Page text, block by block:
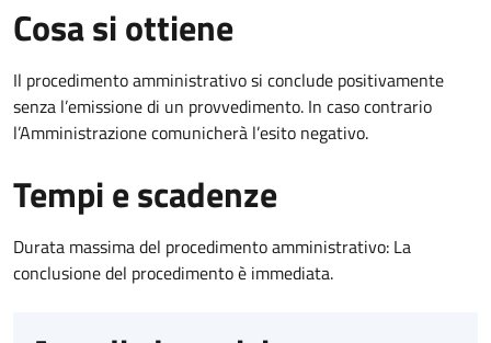
Cosa si ottiene
Il procedimento amministrativo si conclude positivamente
senza l’emissione di un provvedimento. In caso contrario
l’Amministrazione comunicherà l’esito negativo.
Tempi e scadenze
Durata massima del procedimento amministrativo: La
conclusione del procedimento è immediata.